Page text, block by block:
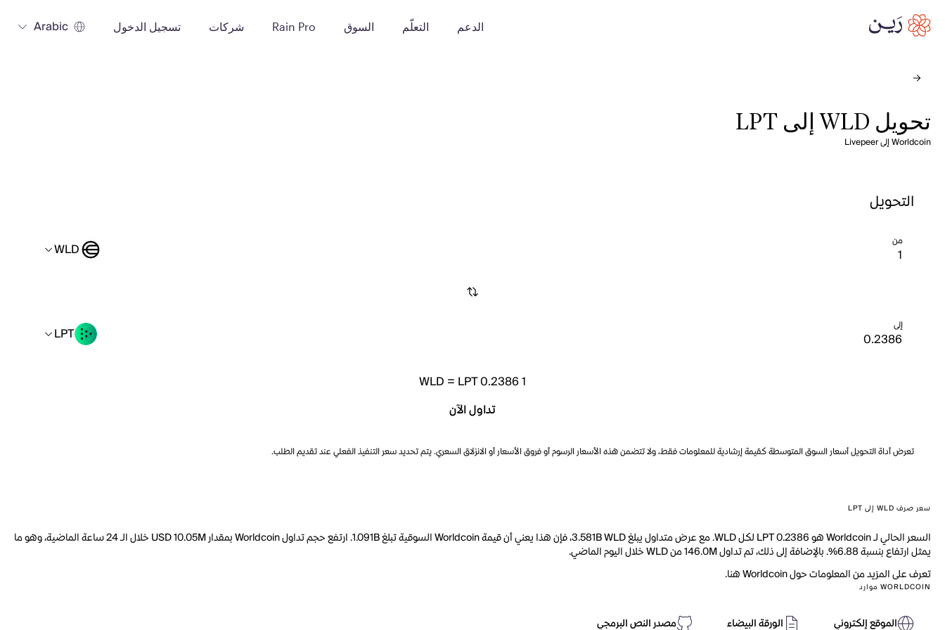
الدعم التعلّم السوق Rain Pro شركات تسجيل الدخول Arabic
تحويل WLD إلى LPT
Worldcoin إلى Livepeer
التحويل
من WLD
إلى LPT
1
WLD = LPT 0.2386
تداول الآن
تعرض أداة التحويل أسعار السوق المتوسطة كقيمة إرشادية للمعلومات فقط، ولا تتضمن هذه الأسعار الرسوم أو فروق الأسعار أو الانزلاق السعري. يتم تحديد سعر التنفيذ الفعلي عند تقديم الطلب.
سعر صرف WLD إلى LPT
السعر الحالي لـ Worldcoin هو LPT 0.2386 لكل WLD. مع عرض متداول يبلغ 3.581B WLD، فإن هذا يعني أن قيمة Worldcoin السوقية تبلغ 1.091B. ارتفع حجم تداول Worldcoin بمقدار USD 10.05M خلال الـ 24 ساعة الماضية، وهو ما
يمثل ارتفاع بنسبة 6.88%. بالإضافة إلى ذلك، تم تداول 146.0M من WLD خلال اليوم الماضي.
تعرف على المزيد من المعلومات حول Worldcoin هنا.
WORLDCOIN موارد
الموقع إلكتروني الورقة البيضاء مصدر النص البرمجي